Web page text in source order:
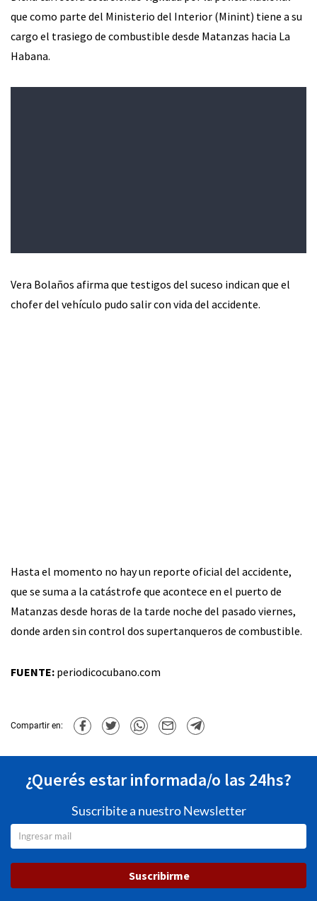
que como parte del Ministerio del Interior (Minint) tiene a su
cargo el trasiego de combustible desde Matanzas hacia La
Habana.
Vera Bolaños afirma que testigos del suceso indican que el
chofer del vehículo pudo salir con vida del accidente.
Hasta el momento no hay un reporte oficial del accidente,
que se suma a la catástrofe que acontece en el puerto de
Matanzas desde horas de la tarde noche del pasado viernes,
donde arden sin control dos supertanqueros de combustible.
FUENTE: periodicocubano.com
Compartir en:
¿Querés estar informada/o las 24hs?
Suscribite a nuestro Newsletter
Suscribirme